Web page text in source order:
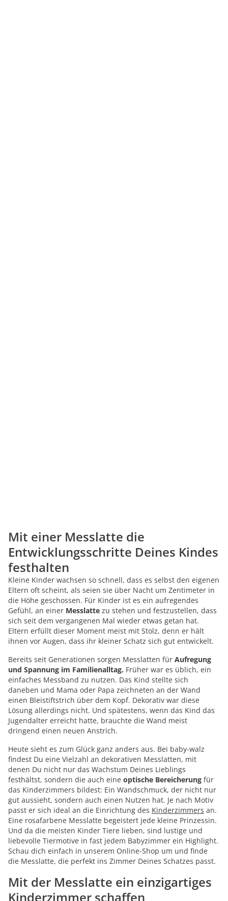
Mit einer Messlatte die
Entwicklungsschritte Deines Kindes
festhalten
Kleine Kinder wachsen so schnell, dass es selbst den eigenen
Eltern oft scheint, als seien sie über Nacht um Zentimeter in
die Höhe geschossen. Für Kinder ist es ein aufregendes
Gefühl, an einer Messlatte zu stehen und festzustellen, dass
sich seit dem vergangenen Mal wieder etwas getan hat.
Eltern erfüllt dieser Moment meist mit Stolz, denn er hält
ihnen vor Augen, dass ihr kleiner Schatz sich gut entwickelt.
Bereits seit Generationen sorgen Messlatten für Aufregung
und Spannung im Familienalltag. Früher war es üblich, ein
einfaches Messband zu nutzen. Das Kind stellte sich
daneben und Mama oder Papa zeichneten an der Wand
einen Bleistiftstrich über dem Kopf. Dekorativ war diese
Lösung allerdings nicht. Und spätestens, wenn das Kind das
Jugendalter erreicht hatte, brauchte die Wand meist
dringend einen neuen Anstrich.
Heute sieht es zum Glück ganz anders aus. Bei baby-walz
findest Du eine Vielzahl an dekorativen Messlatten, mit
denen Du nicht nur das Wachstum Deines Lieblings
festhältst, sondern die auch eine optische Bereicherung für
das Kinderzimmers bildest: Ein Wandschmuck, der nicht nur
gut aussieht, sondern auch einen Nutzen hat. Je nach Motiv
passt er sich ideal an die Einrichtung des Kinderzimmers an.
Eine rosafarbene Messlatte begeistert jede kleine Prinzessin.
Und da die meisten Kinder Tiere lieben, sind lustige und
liebevolle Tiermotive in fast jedem Babyzimmer ein Highlight.
Schau dich einfach in unserem Online-Shop um und finde
die Messlatte, die perfekt ins Zimmer Deines Schatzes passt.
Mit der Messlatte ein einzigartiges
Kinderzimmer schaffen